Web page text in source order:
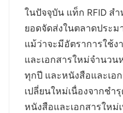
ในปัจจุบัน แท็ก RFID ส
ยอดจัดส่งในตลาดประ
แม้ว่าจะมีอัตราการใช้ง
และเอกสารใหม่จำนว
ทุกปี และหนังสือและเอ
เปลี่ยนใหม่เนื่องจากชำ
หนังสือและเอกสารให